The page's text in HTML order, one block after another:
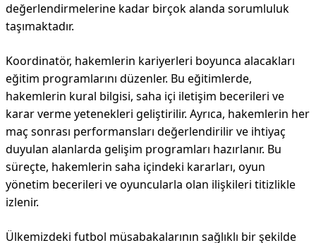
değerlendirmelerine kadar birçok alanda sorumluluk
taşımaktadır.
Koordinatör, hakemlerin kariyerleri boyunca alacakları
eğitim programlarını düzenler. Bu eğitimlerde,
hakemlerin kural bilgisi, saha içi iletişim becerileri ve
karar verme yetenekleri geliştirilir. Ayrıca, hakemlerin her
maç sonrası performansları değerlendirilir ve ihtiyaç
duyulan alanlarda gelişim programları hazırlanır. Bu
süreçte, hakemlerin saha içindeki kararları, oyun
yönetim becerileri ve oyuncularla olan ilişkileri titizlikle
izlenir.
Ülkemizdeki futbol müsabakalarının sağlıklı bir şekilde